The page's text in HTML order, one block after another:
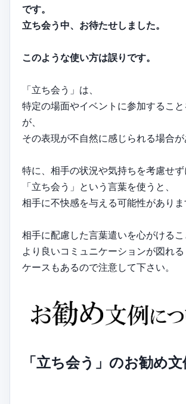
です。
立ち会う中、お待たせしました。
このような使い方は誤りです。
「立ち会う」は、
特定の場面やイベントに参加するこ
が、
その表現が不自然に感じられる場合が
特に、相手の状況や気持ちを考慮せず
「立ち会う」という言葉を使うと、
相手に不快感を与える可能性がありま
相手に配慮した言葉遣いを心がけるこ
より良いコミュニケーションが図れる
ケースもあるので注意して下さい。
「立ち会う」のお勧め